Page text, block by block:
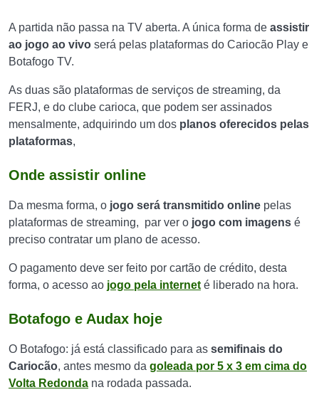
A partida não passa na TV aberta. A única forma de assistir
ao jogo ao vivo será pelas plataformas do Cariocão Play e
Botafogo TV.
As duas são plataformas de serviços de streaming, da
FERJ, e do clube carioca, que podem ser assinados
mensalmente, adquirindo um dos planos oferecidos pelas
plataformas,
Onde assistir online
Da mesma forma, o jogo será transmitido online pelas
plataformas de streaming, par ver o jogo com imagens é
preciso contratar um plano de acesso.
O pagamento deve ser feito por cartão de crédito, desta
forma, o acesso ao jogo pela internet é liberado na hora.
Botafogo e Audax hoje
O Botafogo: já está classificado para as semifinais do
Cariocão, antes mesmo da goleada por 5 x 3 em cima do
Volta Redonda na rodada passada.